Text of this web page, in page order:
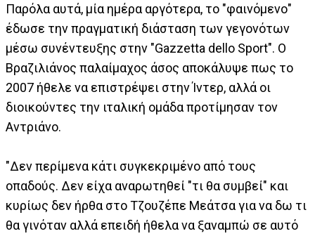
Παρόλα αυτά, μία ημέρα αργότερα, το "φαινόμενο"
έδωσε την πραγματική διάσταση των γεγονότων
μέσω συνέντευξης στην "Gazzetta dello Sport". Ο
Βραζιλιάνος παλαίμαχος άσος αποκάλυψε πως το
2007 ήθελε να επιστρέψει στην Ίντερ, αλλά οι
διοικούντες την ιταλική ομάδα προτίμησαν τον
Αντριάνο.
"Δεν περίμενα κάτι συγκεκριμένο από τους
οπαδούς. Δεν είχα αναρωτηθεί "τι θα συμβεί" και
κυρίως δεν ήρθα στο Τζουζέπε Μεάτσα για να δω τι
θα γινόταν αλλά επειδή ήθελα να ξαναμπώ σε αυτό